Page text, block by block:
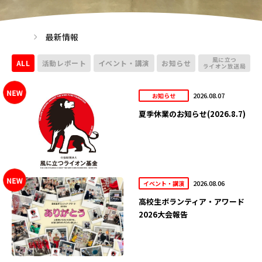
最新情報
ALL 活動レポート イベント・講演 お知らせ 風に立つ
ライオン放送局
お知らせ 2026.08.07
夏季休業のお知らせ(2026.8.7)
イベント・講演 2026.08.06
高校生ボランティア・アワード
2026大会報告